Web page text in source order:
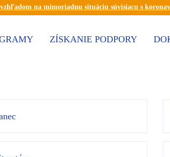
na mimoriadnu situáciu súvisiacu s
ZÍSKANIE PODPORY